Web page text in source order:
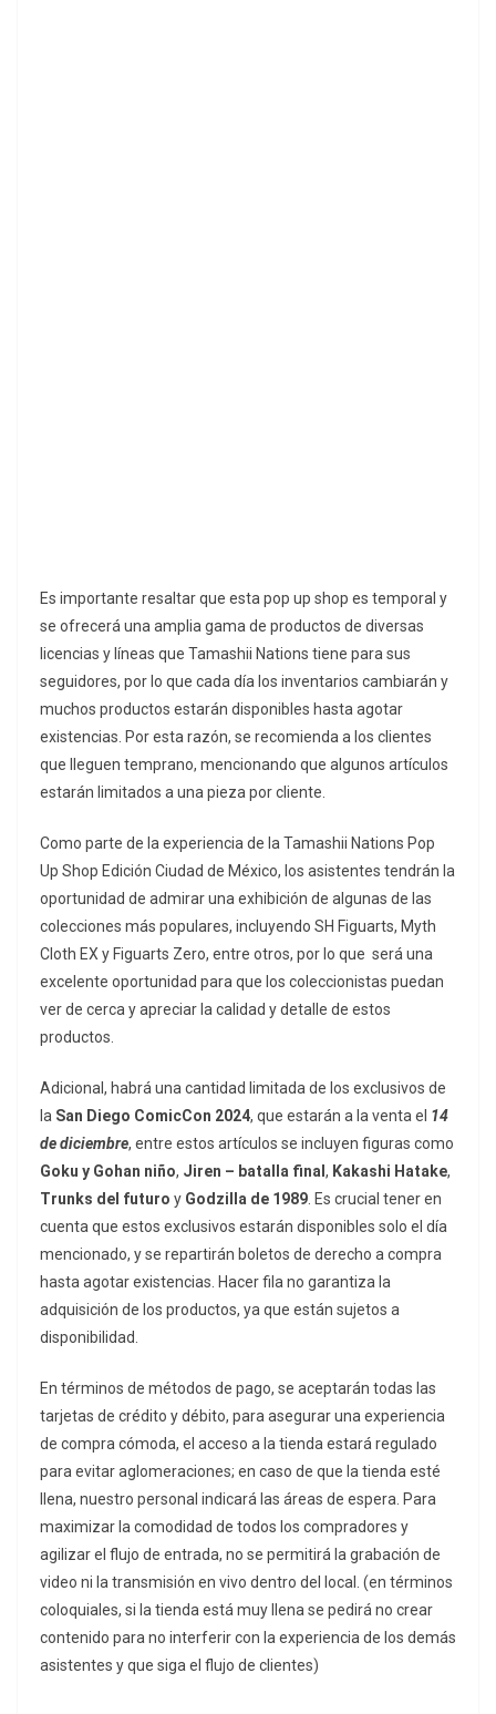
Es importante resaltar que esta pop up shop es temporal y
se ofrecerá una amplia gama de productos de diversas
licencias y líneas que Tamashii Nations tiene para sus
seguidores, por lo que cada día los inventarios cambiarán y
muchos productos estarán disponibles hasta agotar
existencias. Por esta razón, se recomienda a los clientes
que lleguen temprano, mencionando que algunos artículos
estarán limitados a una pieza por cliente.
Como parte de la experiencia de la Tamashii Nations Pop
Up Shop Edición Ciudad de México, los asistentes tendrán la
oportunidad de admirar una exhibición de algunas de las
colecciones más populares, incluyendo SH Figuarts, Myth
Cloth EX y Figuarts Zero, entre otros, por lo que será una
excelente oportunidad para que los coleccionistas puedan
ver de cerca y apreciar la calidad y detalle de estos
productos.
Adicional, habrá una cantidad limitada de los exclusivos de
la San Diego ComicCon 2024, que estarán a la venta el 14
de diciembre, entre estos artículos se incluyen figuras como
Goku y Gohan niño, Jiren – batalla final , Kakashi Hatake,
Trunks del futuro y Godzilla de 1989 . Es crucial tener en
cuenta que estos exclusivos estarán disponibles solo el día
mencionado, y se repartirán boletos de derecho a compra
hasta agotar existencias. Hacer fila no garantiza la
adquisición de los productos, ya que están sujetos a
disponibilidad.
En términos de métodos de pago, se aceptarán todas las
tarjetas de crédito y débito, para asegurar una experiencia
de compra cómoda, el acceso a la tienda estará regulado
para evitar aglomeraciones; en caso de que la tienda esté
llena, nuestro personal indicará las áreas de espera. Para
maximizar la comodidad de todos los compradores y
agilizar el flujo de entrada, no se permitirá la grabación de
video ni la transmisión en vivo dentro del local. (en términos
coloquiales, si la tienda está muy llena se pedirá no crear
contenido para no interferir con la experiencia de los demás
asistentes y que siga el flujo de clientes)